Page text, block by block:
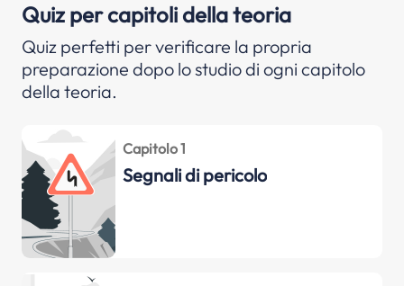
Quiz per capitoli della teoria
Quiz perfetti per verificare la propria
preparazione dopo lo studio di ogni capitolo
della teoria.
Capitolo 1
Segnali di pericolo